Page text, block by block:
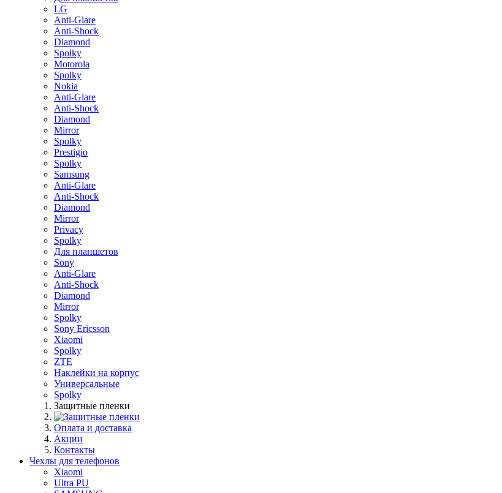
LG
Anti-Glare
Anti-Shock
Diamond
Spolky
Motorola
Spolky
Nokia
Anti-Glare
Anti-Shock
Diamond
Mirror
Spolky
Prestigio
Spolky
Samsung
Anti-Glare
Anti-Shock
Diamond
Mirror
Privacy
Spolky
Для планшетов
Sony
Anti-Glare
Anti-Shock
Diamond
Mirror
Spolky
Sony Ericsson
Xiaomi
Spolky
ZTE
Наклейки на корпус
Универсальные
Spolky
Защитные пленки
Оплата и доставка
Акции
Контакты
Чехлы для телефонов
Xiaomi
Ultra PU